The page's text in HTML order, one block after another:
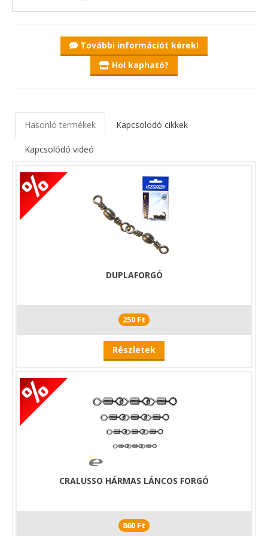
További információt kérek!
Hol kapható?
Hasonló termékek Kapcsolodó cikkek
Kapcsolódó videó
DUPLAFORGÓ
250 Ft
Részletek
CRALUSSO HÁRMAS LÁNCOS FORGÓ
860 Ft